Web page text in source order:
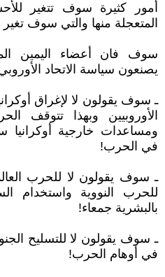
أمور كثيرة سوف تتغير
المتعجلة منها والتي سوف
سوف فان أعضاء اليمين
يصنعون سياسة الاتحاد
ـ سوف يقولون لا لإغراق
الأوروبيين وبهذا تتوقف
ومساعدات خارجية
في الحرب!
ـ سوف يقولون لا للحرب
للحرب النووية واستخدام
بالبشرية جمعاء!
ـ سوف يقولون لا للتسليح
في أوهام الحرب!